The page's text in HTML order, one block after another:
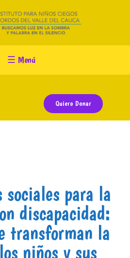
☰ Menú
Quiero Donar
sociales para la
discapacidad:
transforman la
niños y sus